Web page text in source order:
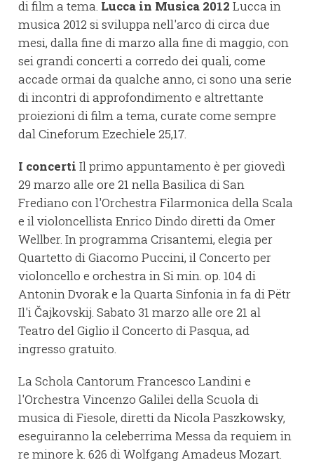
di film a tema. Lucca in Musica 2012 Lucca in
musica 2012 si sviluppa nell'arco di circa due
mesi, dalla fine di marzo alla fine di maggio, con
sei grandi concerti a corredo dei quali, come
accade ormai da qualche anno, ci sono una serie
di incontri di approfondimento e altrettante
proiezioni di film a tema, curate come sempre
dal Cineforum Ezechiele 25,17.
I concerti Il primo appuntamento è per giovedì
29 marzo alle ore 21 nella Basilica di San
Frediano con l'Orchestra Filarmonica della Scala
e il violoncellista Enrico Dindo diretti da Omer
Wellber. In programma Crisantemi, elegia per
Quartetto di Giacomo Puccini, il Concerto per
violoncello e orchestra in Si min. op. 104 di
Antonin Dvorak e la Quarta Sinfonia in fa di Pëtr
Il'i Čajkovskij. Sabato 31 marzo alle ore 21 al
Teatro del Giglio il Concerto di Pasqua, ad
ingresso gratuito.
La Schola Cantorum Francesco Landini e
l'Orchestra Vincenzo Galilei della Scuola di
musica di Fiesole, diretti da Nicola Paszkowsky,
eseguiranno la celeberrima Messa da requiem in
re minore k. 626 di Wolfgang Amadeus Mozart.